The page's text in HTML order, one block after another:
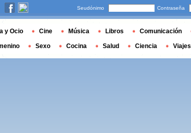
Seudónimo Contraseña
y Ocio Cine Música Libros Comunicación
Sexo Cocina Salud Ciencia Viajes